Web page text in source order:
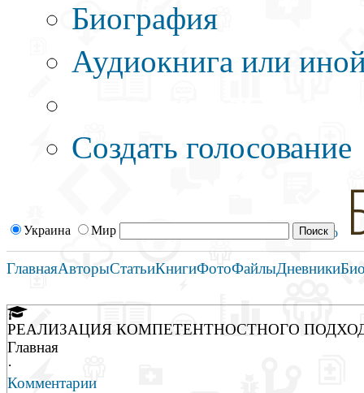
Биография
Аудиокнига или
Создать голосование
Украина Мир
ГлавнаяАвторыСтатьиКнигиФотоФайлыДневники
РЕАЛИЗАЦИЯ КОМПЕТЕНТНОСТНОГО
Главная
·
Комментарии